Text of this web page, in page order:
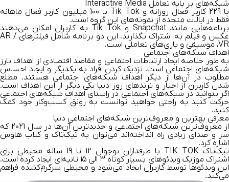
شبکه‌‌های بر پایه تعامل Interactive Media
با 229 کاربر فعال روزانه و Tik Tok با 100 میلیون کاربر فعال ماهانه
فقط در ایالات متحده از نمونه‌های این گروه است.
برنامه‌هایی مانند Snapchat و Tik Tok به کاربران امکان ‌می‌دهند
عکس و فیلم به اشتراک بگذارند. این دو برنامه شامل فیلترهای AR /
VR، موسیقی و بازی‌های تعاملی است.
اهداف شبکه‌های اجتماعی
به طور خلاصه ایجاد ارتباطات اجتماعی و مقاصد اقتصادی از اهداف بارز
شبکه‌های اجتماعی است. نزدیک کردن افراد به یکدیگر و ایجاد احساس
مطلوب در آن‌ها از دیگر اهداف شبکه‌های اجتماعی هستند. مطلع
شدن کاربران از اخبار و ترندهای روز دنیا یکی دیگر از این اهداف است.
اگر بتوانید در شبکه‌های اجتماعی در راستای اهداف شبکه‌های اجتماعی
حرکت کنید به راحتی خواهید توانست به رونق کسب‌وکار خود کمک
کنید.
معرفی بهترین و معروف‌ترین شبکه‌های اجتماعی دنیا
از معروف‌ترین شبکه‌های اجتماعی و جدیدترین آن‌ها در سال 2021 که
سر و صدای زیادی راه انداخته‌اند می‌توان به تیک‌تاک و کلاب هاوس
اشاره کرد.
تیک‌تاک TIK TOK با طرفداران نوجوان 12 تا 19 ساله محیطی برای
اشتراک موزیک‌ ویدئوهای بسیار کوتاه ۳ الی ۱۵ ثانیه‌ای ایجاد کرده است.
این ویدئوها توسط کاربران ایجاد می‌شود و محیطی سرگرم‌کننده فراهم
می‌کند.